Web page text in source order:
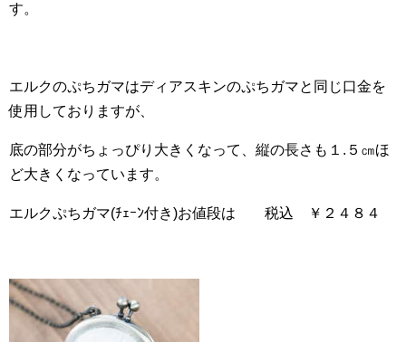
す。
エルクのぷちガマはディアスキンのぷちガマと同じ口金を
使用しておりますが、
底の部分がちょっぴり大きくなって、縦の長さも１.５㎝ほ
ど大きくなっています。
エルクぷちガマ(ﾁｪｰﾝ付き)お値段は 税込 ￥２４８４